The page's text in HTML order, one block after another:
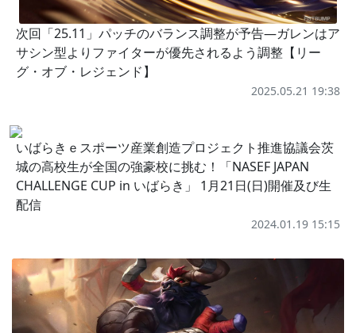
次回「25.11」パッチのバランス調整が予告―ガレンはア
サシン型よりファイターが優先されるよう調整【リー
グ・オブ・レジェンド】
2025.05.21 19:38
いばらきｅスポーツ産業創造プロジェクト推進協議会茨
城の高校生が全国の強豪校に挑む！「NASEF JAPAN
CHALLENGE CUP in いばらき」 1月21日(日)開催及び生
配信
2024.01.19 15:15